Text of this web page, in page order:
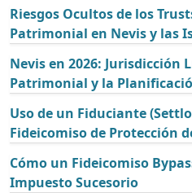
Riesgos Ocultos de los
Patrimonial en Nevis y las
Nevis en 2026: Jurisdicción
Patrimonial y la
Uso de un Fiduciante
Fideicomiso de Protección
Cómo un Fideicomiso
Impuesto Sucesorio